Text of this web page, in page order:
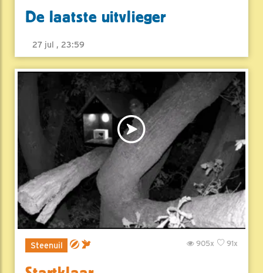
De laatste uitvlieger
27 jul , 23:59
Steenuil 91x
905x